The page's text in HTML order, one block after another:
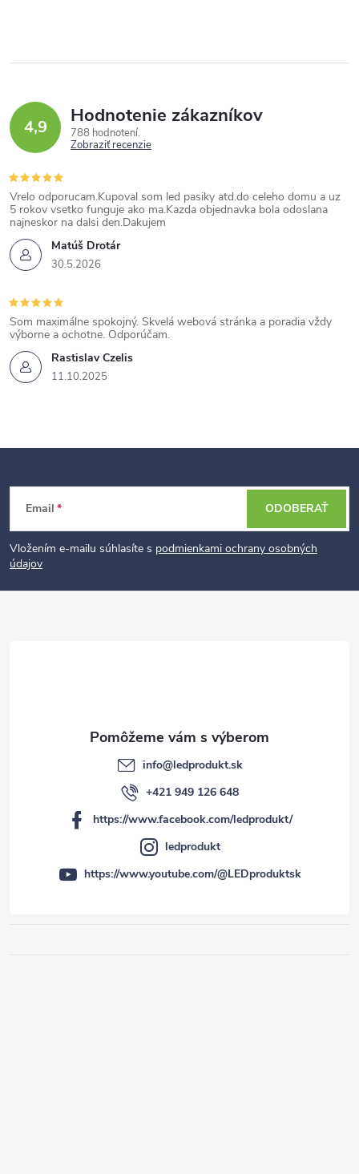
4,9 Hodnotenie zákazníkov
788 hodnotení
Zobraziť recenzie
Matúš Drotár
30.5.2026
Vrelo odporucam.Kupoval som led pasiky atd.do celeho domu a uz
5 rokov vsetko funguje ako ma.Kazda objednavka bola odoslana
najneskor na dalsi den.Dakujem
Rastislav Czelis
11.10.2025
Som maximálne spokojný. Skvelá webová stránka a poradia vždy
výborne a ochotne. Odporúčam.
t
Email
Vložením e-mailu súhlasíte s podmienkami ochrany osobných
údajov
ODOBERAŤ
info@ledprodukt.sk
+421 949 126 648
https://www.facebook.com/ledprodukt/
ledprodukt
https://www.youtube.com/@LEDproduktsk